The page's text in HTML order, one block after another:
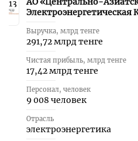
13
Электроэнергетическая
Выручка, млрд тенге
291,72 млрд тенге
Чистая прибыль, млрд тенге
17,42 млрд тенге
Персонал, человек
9 008 человек
Отрасль
электроэнергетика